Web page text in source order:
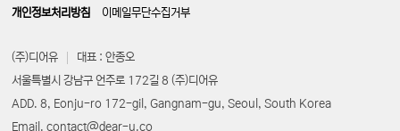
개인정보처리방침 이메일무단수집거부
(주)디어유
대표 : 안종오
서울특별시 강남구 언주로 172길 8 (주)디어유
ADD. 8, Eonju-ro 172-gil, Gangnam-gu, Seoul, South Korea
Email. contact@dear-u.co